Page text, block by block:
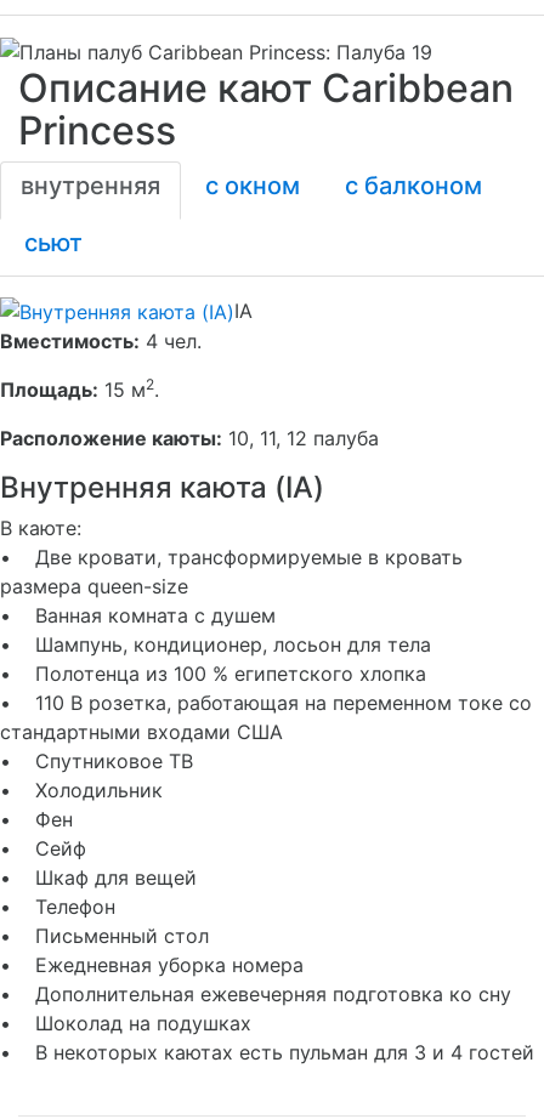
Описание кают Caribbean
Princess
внутренняя с окном
с балконом
сьют
IA
Вместимость: 4 чел.
Площадь: 15 м2.
Расположение каюты: 10, 11, 12 палуба
Внутренняя каюта (IA)
В каюте:
• Две кровати, трансформируемые в кровать
размера queen-size
• Ванная комната с душем
• Шампунь, кондиционер, лосьон для тела
• Полотенца из 100 % египетского хлопка
• 110 В розетка, работающая на переменном токе со
стандартными входами США
• Спутниковое ТВ
• Холодильник
• Фен
• Сейф
• Шкаф для вещей
• Телефон
• Письменный стол
• Ежедневная уборка номера
• Дополнительная ежевечерняя подготовка ко сну
• Шоколад на подушках
• В некоторых каютах есть пульман для 3 и 4 гостей